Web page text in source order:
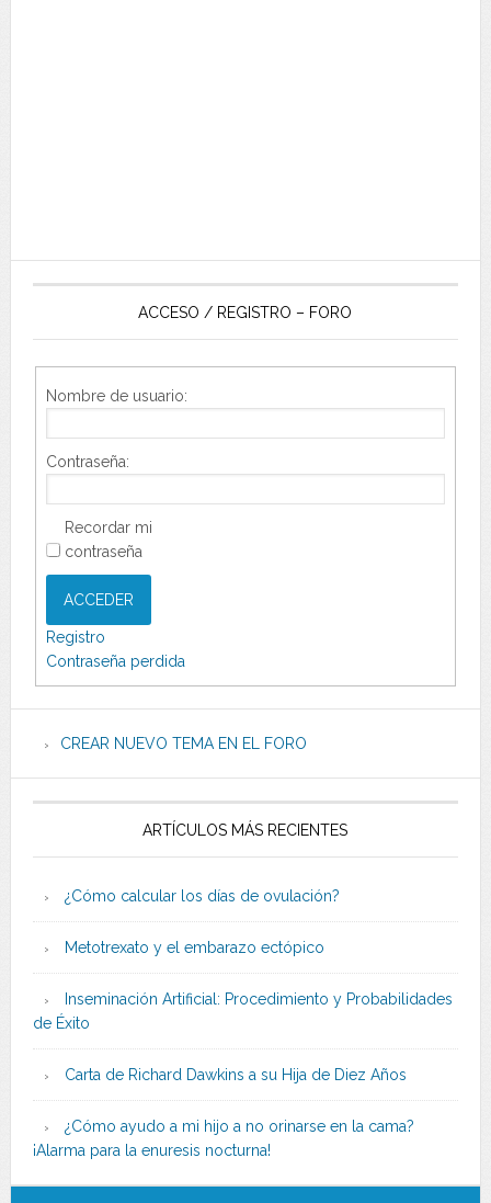
ACCESO / REGISTRO – FORO
Nombre de usuario:
Contraseña:
Recordar mi
contraseña
ACCEDER
Registro
Contraseña perdida
CREAR NUEVO TEMA EN EL FORO
ARTÍCULOS MÁS RECIENTES
¿Cómo calcular los días de ovulación?
Metotrexato y el embarazo ectópico
Inseminación Artificial: Procedimiento y Probabilidades
de Éxito
Carta de Richard Dawkins a su Hija de Diez Años
¿Cómo ayudo a mi hijo a no orinarse en la cama?
¡Alarma para la enuresis nocturna!